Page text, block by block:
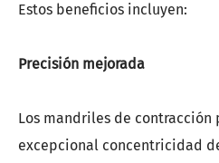
Estos beneficios incluyen:
Precisión mejorada
Los mandriles de contracción
excepcional concentricidad